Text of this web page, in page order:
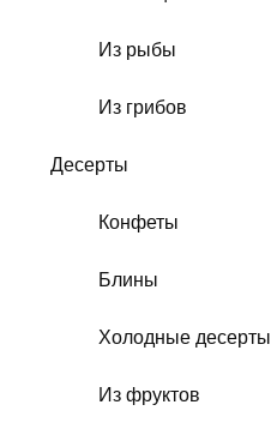
Из рыбы
Из грибов
Десерты
Конфеты
Блины
Холодные десерты
Из фруктов